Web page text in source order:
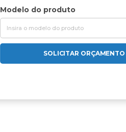
Modelo do produto
SOLICITAR ORÇAMENTO